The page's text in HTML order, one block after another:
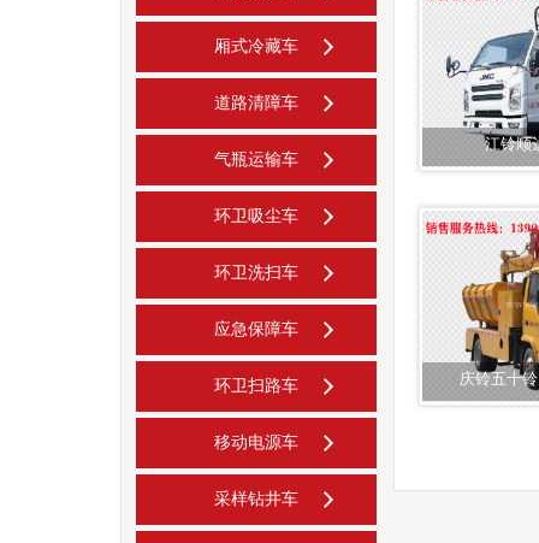
厢式冷藏车
道路清障车
气瓶运输车
环卫吸尘车
环卫洗扫车
应急保障车
环卫扫路车
移动电源车
采样钻井车
江铃顺
庆铃五十